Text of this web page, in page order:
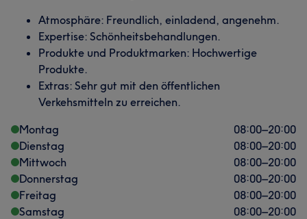
Atmosphäre: Freundlich, einladend, angenehm.
Expertise: Schönheitsbehandlungen.
Produkte und Produktmarken: Hochwertige
Produkte.
Extras: Sehr gut mit den öffentlichen
Verkehsmitteln zu erreichen.
Montag
08:00–20:00
Dienstag
08:00–20:00
Mittwoch
08:00–20:00
Donnerstag
08:00–20:00
Freitag
08:00–20:00
Samstag
08:00–20:00